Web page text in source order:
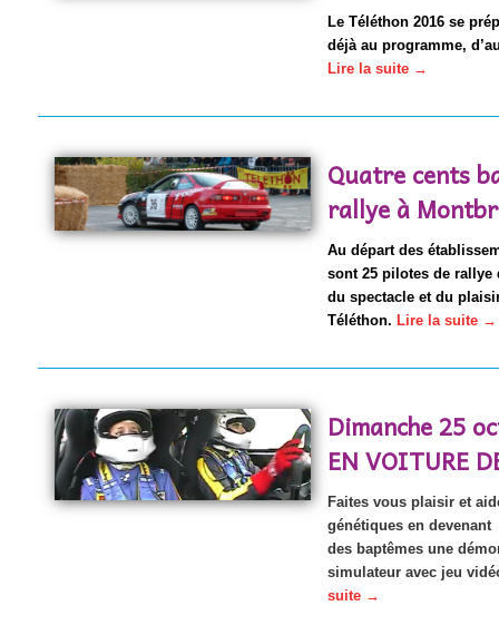
Le Téléthon 2016 se
déjà au programme,
Lire la suite →
Quatre cents
rallye à
Au départ des
sont 25 pilotes de
du spectacle et du
Téléthon. Lire la suite →
Dimanche 25
EN VOITURE
Faites vous plaisir et
génétiques en
des baptêmes une
simulateur avec jeu
suite →